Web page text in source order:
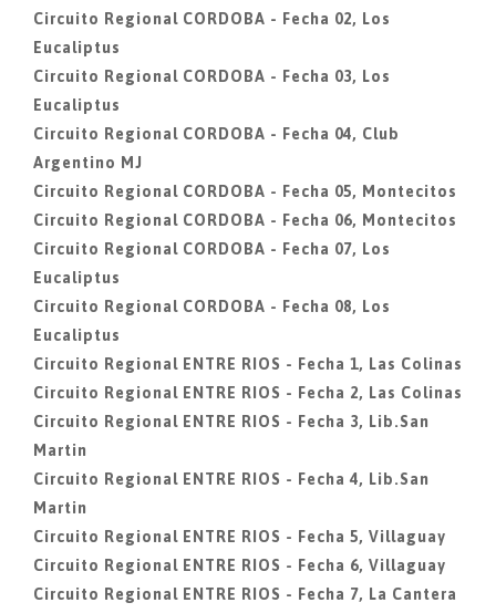
Circuito Regional CORDOBA - Fecha 02, Los
Eucaliptus
Circuito Regional CORDOBA - Fecha 03, Los
Eucaliptus
Circuito Regional CORDOBA - Fecha 04, Club
Argentino MJ
Circuito Regional CORDOBA - Fecha 05, Montecitos
Circuito Regional CORDOBA - Fecha 06, Montecitos
Circuito Regional CORDOBA - Fecha 07, Los
Eucaliptus
Circuito Regional CORDOBA - Fecha 08, Los
Eucaliptus
Circuito Regional ENTRE RIOS - Fecha 1, Las Colinas
Circuito Regional ENTRE RIOS - Fecha 2, Las Colinas
Circuito Regional ENTRE RIOS - Fecha 3, Lib.San
Martin
Circuito Regional ENTRE RIOS - Fecha 4, Lib.San
Martin
Circuito Regional ENTRE RIOS - Fecha 5, Villaguay
Circuito Regional ENTRE RIOS - Fecha 6, Villaguay
Circuito Regional ENTRE RIOS - Fecha 7, La Cantera